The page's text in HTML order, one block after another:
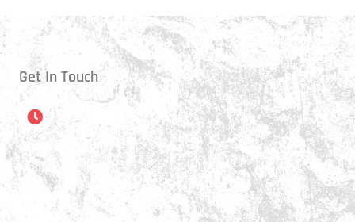
Get In Touch
Öffnungszeiten
Montag:
17:15 - 21:00 Uhr
Mittwoch:
17:30 - 21:00 Uhr